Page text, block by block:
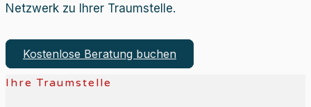
Netzwerk zu Ihrer Traumstelle.
Kostenlose Beratung buchen
Ihre Traumstelle